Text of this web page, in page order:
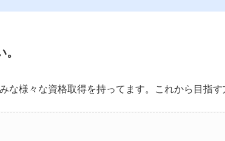
な様々な資格取得を持ってます。これから目指す